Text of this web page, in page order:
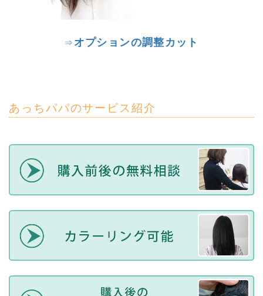
⇒ オプションの調整カット
あっちパパのサービス紹介